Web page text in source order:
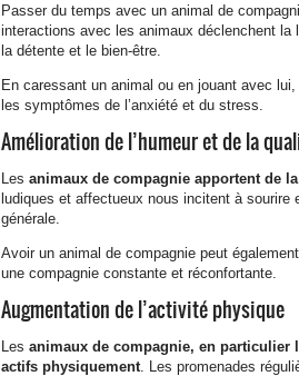
Passer du temps avec un animal de
interactions avec les animaux déclenchent la
la détente et le bien-être.
En caressant un animal ou en jouant avec
les symptômes de l’anxiété et du stress.
Amélioration de l’humeur et de la
Les animaux de compagnie apportent de
ludiques et affectueux nous incitent à
générale.
Avoir un animal de compagnie peut
une compagnie constante et réconfortante.
Augmentation de l’activité physique
Les animaux de compagnie, en particulier
actifs physiquement . Les promenades